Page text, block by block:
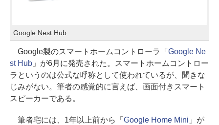
Google Nest Hub
Google製のスマートホームコントローラ「 Google Ne
st Hub」が6月に発売された。スマートホームコントロー
ラというのは公式な呼称として使われているが、聞きな
じみがない。筆者の感覚的に言えば、画面付きスマート
スピーカーである。
筆者宅には、1年以上前から「 Google Home Mini 」が